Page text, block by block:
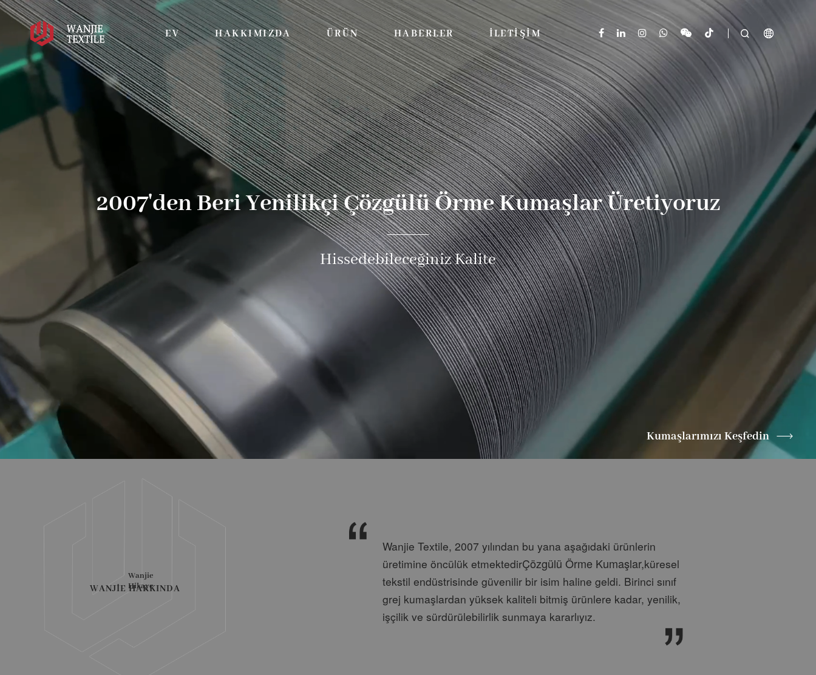
EV HAKKIMIZDA ÜRÜN HABERLER İLETIŞIM   
2007'den Beri Yenilikçi Çözgülü Örme Kumaşlar Üretiyoruz
Hissedebileceğiniz Kalite
Kumaşlarımızı Keşfedin 
Wanjie
Hikaye
WANJIE HAKKINDA
Wanjie Textile, 2007 yılından bu yana aşağıdaki ürünlerin
üretimine öncülük etmektedirÇözgülü Örme Kumaşlar,küresel
tekstil endüstrisinde güvenilir bir isim haline geldi. Birinci sınıf
grej kumaşlardan yüksek kaliteli bitmiş ürünlere kadar, yenilik,
işçilik ve sürdürülebilirlik sunmaya kararlıyız.